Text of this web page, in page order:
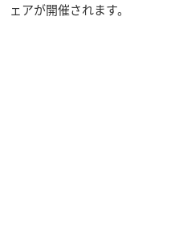
ェアが開催されます。